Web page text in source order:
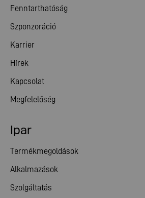
Fenntarthatóság
Szponzoráció
Karrier
Hírek
Kapcsolat
Megfelelőség
Ipar
Termékmegoldások
Alkalmazások
Szolgáltatás